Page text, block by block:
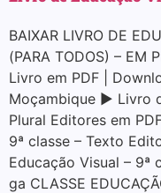
BAIXAR LIVRO DE
(PARA TODOS) – EM
Livro em PDF |
Moçambique ▶ Livro
Plural Editores em
9ª classe – Texto
Educação Visual – 9ª
ga CLASSE